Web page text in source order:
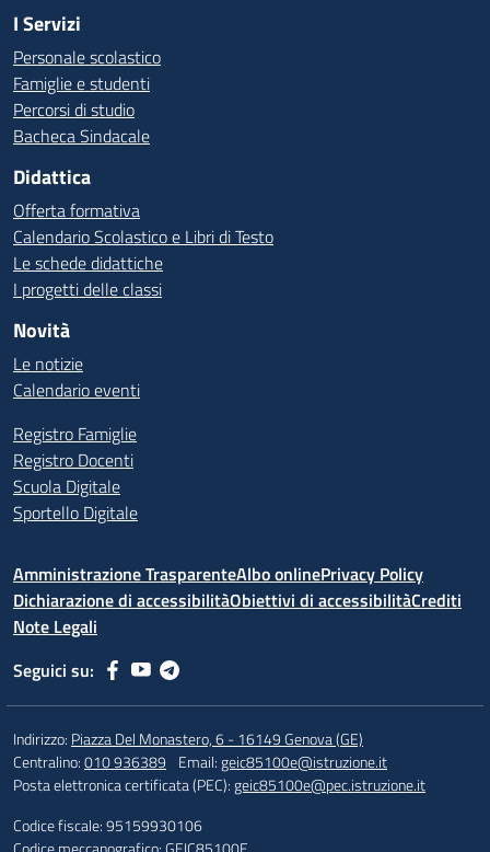
I Servizi
Personale scolastico
Famiglie e studenti
Percorsi di studio
Bacheca Sindacale
Didattica
Offerta formativa
Calendario Scolastico e Libri di Testo
Le schede didattiche
I progetti delle classi
Novità
Le notizie
Calendario eventi
Registro Famiglie
Registro Docenti
Scuola Digitale
Sportello Digitale
Amministrazione TrasparenteAlbo onlinePrivacy Policy
Dichiarazione di accessibilitàObiettivi di accessibilitàCrediti
Note Legali
Seguici su:
Indirizzo: Piazza Del Monastero, 6 - 16149 Genova (GE)
Centralino:010 936389 Email:geic85100e@istruzione.it
Posta elettronica certificata (PEC):geic85100e@pec.istruzione.it
Codice fiscale: 95159930106